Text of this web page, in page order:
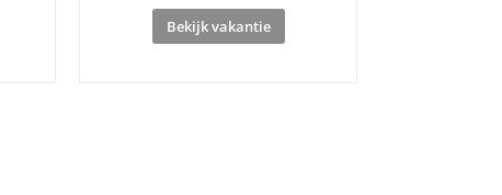
Bekijk vakantie